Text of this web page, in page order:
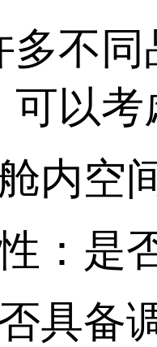
多不
可以
内空
：是
具备